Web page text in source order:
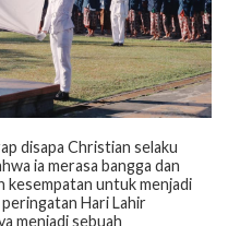
disapa Christian selaku
ia merasa bangga dan
kesempatan untuk menjadi
Hari Lahir
menjadi sebuah